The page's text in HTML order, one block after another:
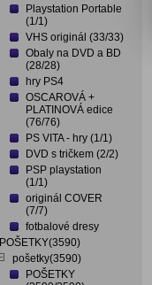
Playstation Portable
(1/1)
VHS originál (33/33)
Obaly na DVD a BD
(28/28)
hry PS4
OSCAROVÁ +
PLATINOVÁ edice
(76/76)
PS VITA - hry (1/1)
DVD s tričkem (2/2)
PSP playstation
(1/1)
originál COVER
(7/7)
fotbalové dresy
POŠETKY(3590)
pošetky(3590)
POŠETKY